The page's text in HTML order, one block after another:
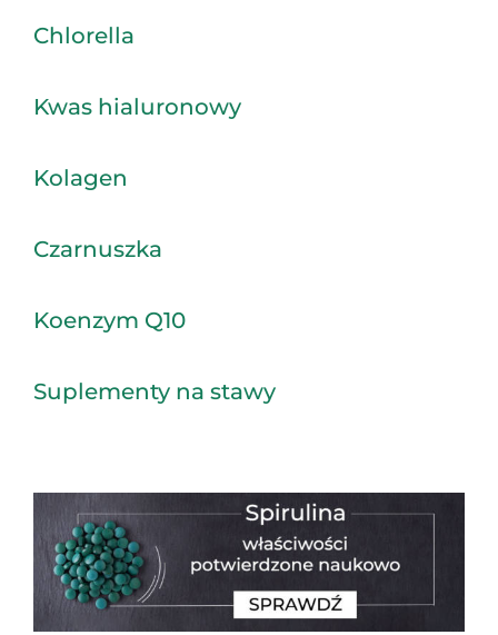
Chlorella
Kwas hialuronowy
Kolagen
Czarnuszka
Koenzym Q10
Suplementy na stawy